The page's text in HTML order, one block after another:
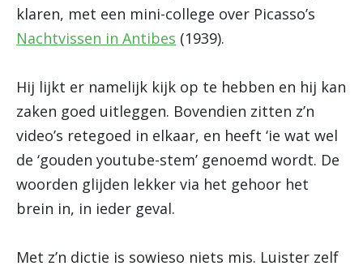
klaren, met een mini-college over Picasso’s
Nachtvissen in Antibes (1939).
Hij lijkt er namelijk kijk op te hebben en hij kan
zaken goed uitleggen. Bovendien zitten z’n
video’s retegoed in elkaar, en heeft ‘ie wat wel
de ‘gouden youtube-stem’ genoemd wordt. De
woorden glijden lekker via het gehoor het
brein in, in ieder geval.
Met z’n dictie is sowieso niets mis. Luister zelf